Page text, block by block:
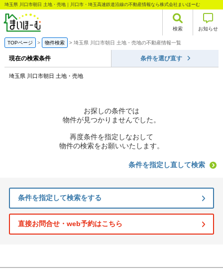
埼玉県 川口市朝日 土地・売地｜川口市・埼玉高速鉄道沿線の不動産情報なら株式会社まいほーむ
検索 お知らせ
TOPページ 物件検索 埼玉県 川口市朝日 土地・売地の不動産情報一覧
現在の検索条件 条件を選び直す
埼玉県 川口市朝日 土地・売地
お探しの条件では
物件が見つかりませんでした。
再度条件を指定しなおして
物件の検索をお願いいたします。
条件を指定し直して検索
条件を指定して検索をする
直接お問合せ・web予約はこちら